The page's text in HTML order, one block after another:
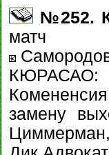
№252.
матч
КЮРАСАО:
замену